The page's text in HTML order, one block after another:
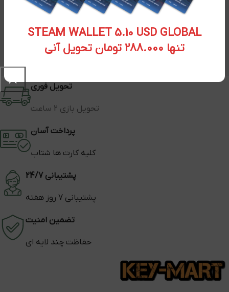
STEAM WALLET 5.10 USD GLOBAL
تنها 288.000 تومان تحویل آنی
تحویل فوری
تحویل بازی 2 ساعت
پرداخت آسان
کلیه کارت ها شتاب
پشتیبانی 24/7
پشتیبانی 7 روز هفته
تضمین امنیت
حفاظت چند لایه ای